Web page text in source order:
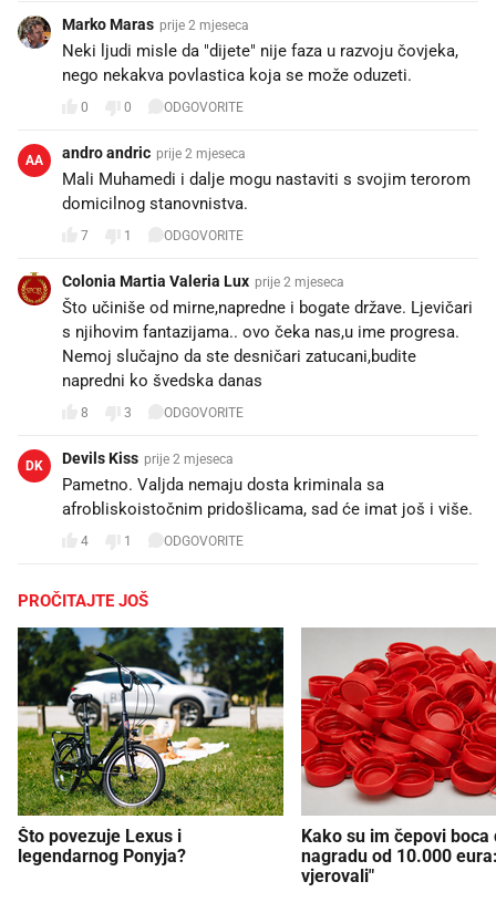
Marko Maras prije 2 mjeseca
Neki ljudi misle da "dijete" nije faza u razvoju čovjeka,
nego nekakva povlastica koja se može oduzeti.
0 0 ODGOVORITE
AA andro andric prije 2 mjeseca
Mali Muhamedi i dalje mogu nastaviti s svojim terorom
domicilnog stanovnistva.
7 1 ODGOVORITE
Colonia Martia Valeria Lux prije 2 mjeseca
Što učiniše od mirne,napredne i bogate države. Ljevičari
s njihovim fantazijama.. ovo čeka nas,u ime progresa.
Nemoj slučajno da ste desničari zatucani,budite
napredni ko švedska danas
8 3 ODGOVORITE
DK Devils Kiss prije 2 mjeseca
Pametno. Valjda nemaju dosta kriminala sa
afrobliskoistočnim pridošlicama, sad će imat još i više.
4 1 ODGOVORITE
PROČITAJTE JOŠ
Što povezuje Lexus i
legendarnog Ponyja?
Kako su im čepovi boca
nagradu od 10.000
vjerovali"